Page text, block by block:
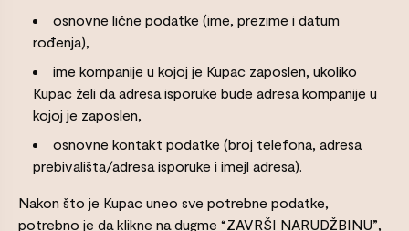
osnovne lične podatke (ime, prezime i datum
rođenja),
ime kompanije u kojoj je Kupac zaposlen, ukoliko
Kupac želi da adresa isporuke bude adresa kompanije u
kojoj je zaposlen,
osnovne kontakt podatke (broj telefona, adresa
prebivališta/adresa isporuke i imejl adresa).
Nakon što je Kupac uneo sve potrebne podatke,
potrebno je da klikne na dugme “ZAVRŠI NARUDŽBINU”,